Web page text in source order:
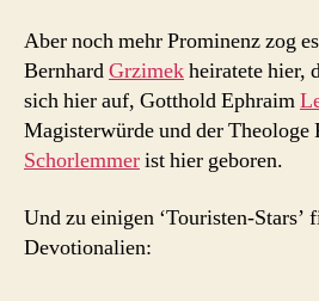
Aber noch mehr Prominenz zog
BernhardGrzimekheiratete hier,
sich hier auf, Gotthold Ephraim
Magisterwürde und der Theologe
Schorlemmerist hier geboren.
Und zu einigen ‘Touristen-Stars’
Devotionalien: